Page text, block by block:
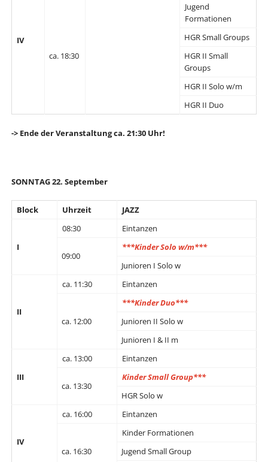
IV
ca. 18:30
Jugend
Formationen
HGR Small Groups
HGR II Small
Groups
HGR II Solo w/m
HGR II Duo
-> Ende der Veranstaltung ca. 21:30 Uhr!
SONNTAG 22. September
Block Uhrzeit JAZZ
I
08:30 Eintanzen
09:00
***Kinder Solo w/m***
Junioren I Solo w
II
ca. 11:30 Eintanzen
ca. 12:00
***Kinder Duo***
Junioren II Solo w
Junioren I & II m
III
ca. 13:00 Eintanzen
ca. 13:30
Kinder Small Group***
HGR Solo w
IV
ca. 16:00 Eintanzen
ca. 16:30
Kinder Formationen
Jugend Small Group